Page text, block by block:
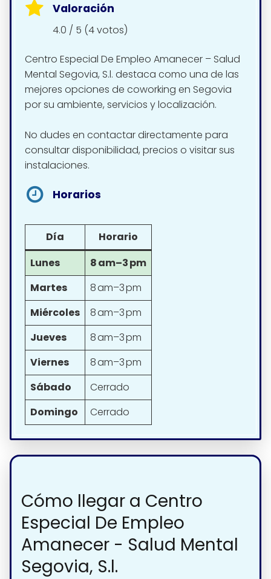
Valoración
4.0 / 5 (4 votos)
Centro Especial De Empleo Amanecer – Salud
Mental Segovia, S.l. destaca como una de las
mejores opciones de coworking en Segovia
por su ambiente, servicios y localización.
No dudes en contactar directamente para
consultar disponibilidad, precios o visitar sus
instalaciones.
Horarios
Día
Horario
Lunes
8 am–3 pm
Martes
8 am–3 pm
Miércoles
8 am–3 pm
Jueves
8 am–3 pm
Viernes
8 am–3 pm
Sábado
Cerrado
Domingo
Cerrado
Cómo llegar a Centro
Especial De Empleo
Amanecer - Salud Mental
Segovia, S.l.